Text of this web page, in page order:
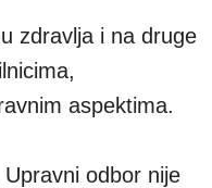
zdravlja i na druge
aspektima.
odbor nije